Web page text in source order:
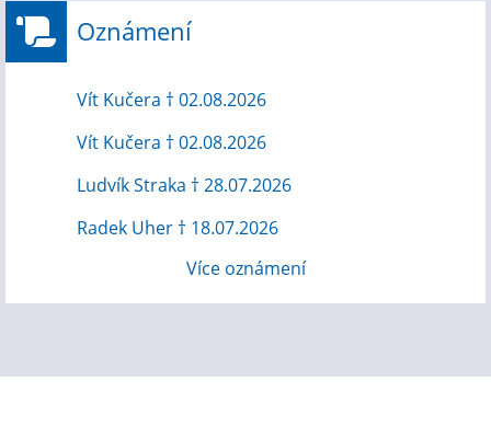
Oznámení
Vít Kučera † 02.08.2026
Vít Kučera † 02.08.2026
Ludvík Straka † 28.07.2026
Radek Uher † 18.07.2026
Více oznámení